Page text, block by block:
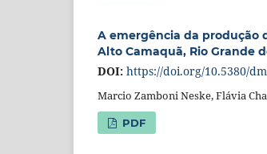
A emergência da produção
Alto Camaquã, Rio Grande
DOI: https://doi.org/10.5380/
Marcio Zamboni Neske, Flávia
PDF